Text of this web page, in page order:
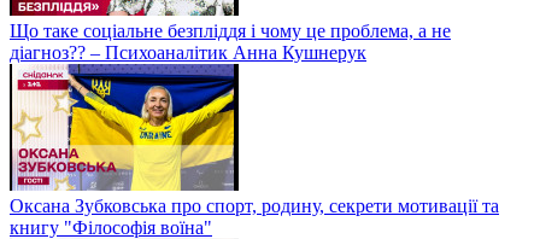
Що таке соціальне безпліддя і чому це проблема, а не
діагноз?? – Психоаналітик Анна Кушнерук
Оксана Зубковська про спорт, родину, секрети мотивації та
книгу "Філософія воїна"